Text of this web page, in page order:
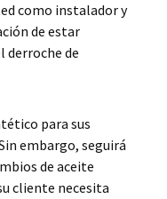
como instalador y
de estar
derroche de
para sus
embargo, seguirá
de aceite
cliente necesita